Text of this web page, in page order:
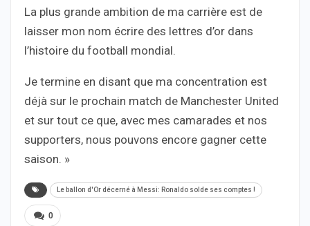
La plus grande ambition de ma carrière est de
laisser mon nom écrire des lettres d’or dans
l’histoire du football mondial.
Je termine en disant que ma concentration est
déjà sur le prochain match de Manchester United
et sur tout ce que, avec mes camarades et nos
supporters, nous pouvons encore gagner cette
saison. »
Le ballon d'Or décerné à Messi: Ronaldo solde ses comptes !
0